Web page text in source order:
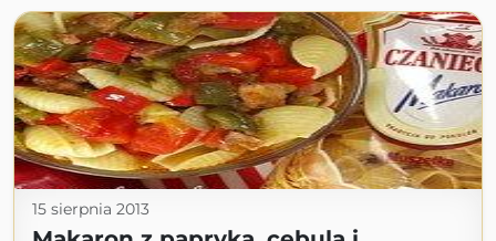
15 sierpnia 2013